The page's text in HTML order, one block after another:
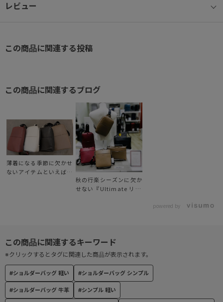
牛革/フロントスリットポケット/ユーティリティポケット
です。
レビュー
#ショルダーバッグ 軽い #ショルダーバッグ シンプル
#ショルダーバッグ 牛革 #シンプル 軽い
※クリックするとタグに関連した商品が表示されます。
この商品に関連する投稿
この商品に関連するブログ
薄着になる季節に欠かせ
ないアイテムといえば…
秋の行楽シーズンに欠か
せない『Ultimate リー
powered by